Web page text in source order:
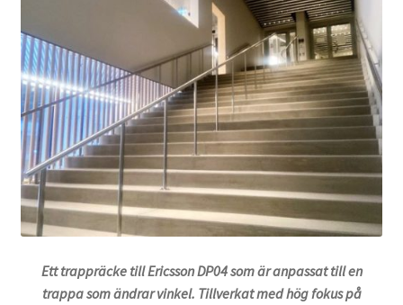
Ett trappräcke till Ericsson DP04 som är anpassat till en
trappa som ändrar vinkel. Tillverkat med hög fokus på